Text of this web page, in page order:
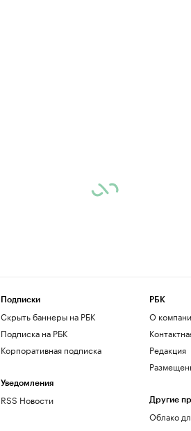
Подписки
Скрыть баннеры на РБК
Подписка на РБК
Корпоративная подписка
Уведомления
RSS Новости
РБК
О
Редакция
Другие
Облако